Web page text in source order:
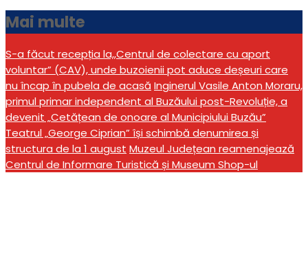
Mai multe
S-a făcut recepția la,,Centrul de colectare cu aport
voluntar” (CAV), unde buzoienii pot aduce deșeuri care
nu încap în pubela de acasă Inginerul Vasile Anton Moraru,
primul primar independent al Buzăului post-Revoluție, a
devenit „Cetățean de onoare al Municipiului Buzău”
Teatrul „George Ciprian” își schimbă denumirea și
structura de la 1 august Muzeul Județean reamenajează
Centrul de Informare Turistică și Museum Shop-ul